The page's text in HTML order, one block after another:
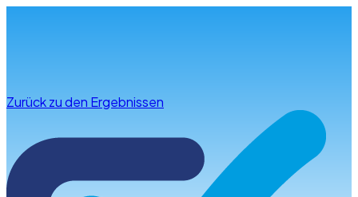
Zurück zu den Ergebnissen